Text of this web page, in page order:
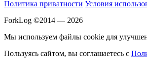
Политика приватности Условия
ForkLog ©2014 — 2026
Мы используем файлы cookie для
Пользуясь сайтом, вы соглашаетесь с